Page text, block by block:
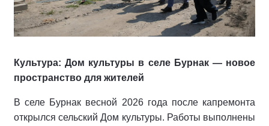
Культура: Дом культуры в селе Бурнак — новое
пространство для жителей
В селе Бурнак весной 2026 года после капремонта
открылся сельский Дом культуры. Работы выполнены